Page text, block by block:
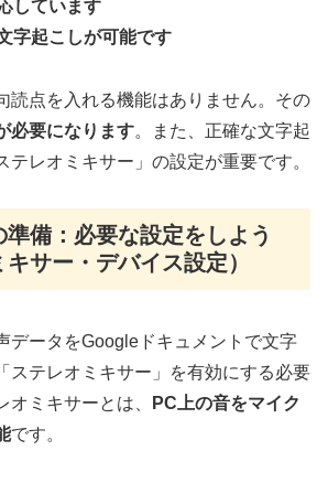
しています
字起こしが可能です
読点を入れる機能はありません。その
必要になります。また、正確な文字起
テレオミキサー」の設定が重要です。
備：必要な設定をしよう
キサー・デバイス設定）
データをGoogleドキュメントで文字
ステレオミキサー」を有効にする必要
オミキサーとは、
PC上の音をマイク
です。